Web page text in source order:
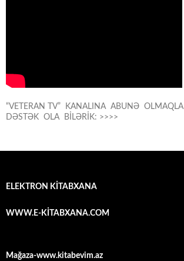
“VETERAN TV” KANALINA ABUNƏ
DƏSTƏK OLA BİLƏRİK: >>>>
ELEKTRON KİTABXANA
WWW.E-KİTABXANA.COM
Mağaza-www.kitabevim.az